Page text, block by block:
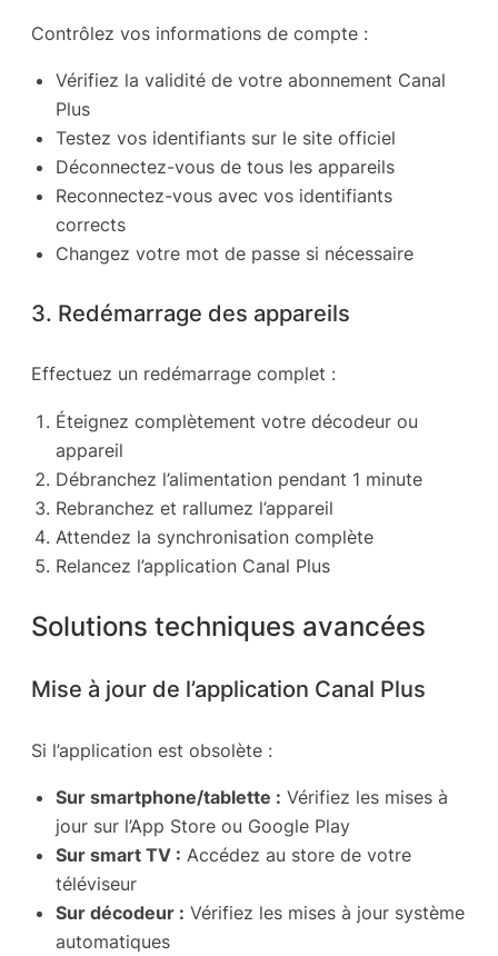
Contrôlez vos informations de compte :
Vérifiez la validité de votre abonnement Canal
Plus
Testez vos identifiants sur le site officiel
Déconnectez-vous de tous les appareils
Reconnectez-vous avec vos identifiants
corrects
Changez votre mot de passe si nécessaire
3. Redémarrage des appareils
Effectuez un redémarrage complet :
Éteignez complètement votre décodeur ou
appareil
Débranchez l’alimentation pendant 1 minute
Rebranchez et rallumez l’appareil
Attendez la synchronisation complète
Relancez l’application Canal Plus
Solutions techniques avancées
Mise à jour de l’application Canal Plus
Si l’application est obsolète :
Sur smartphone/tablette : Vérifiez les mises à
jour sur l’App Store ou Google Play
Sur smart TV : Accédez au store de votre
téléviseur
Sur décodeur : Vérifiez les mises à jour système
automatiques